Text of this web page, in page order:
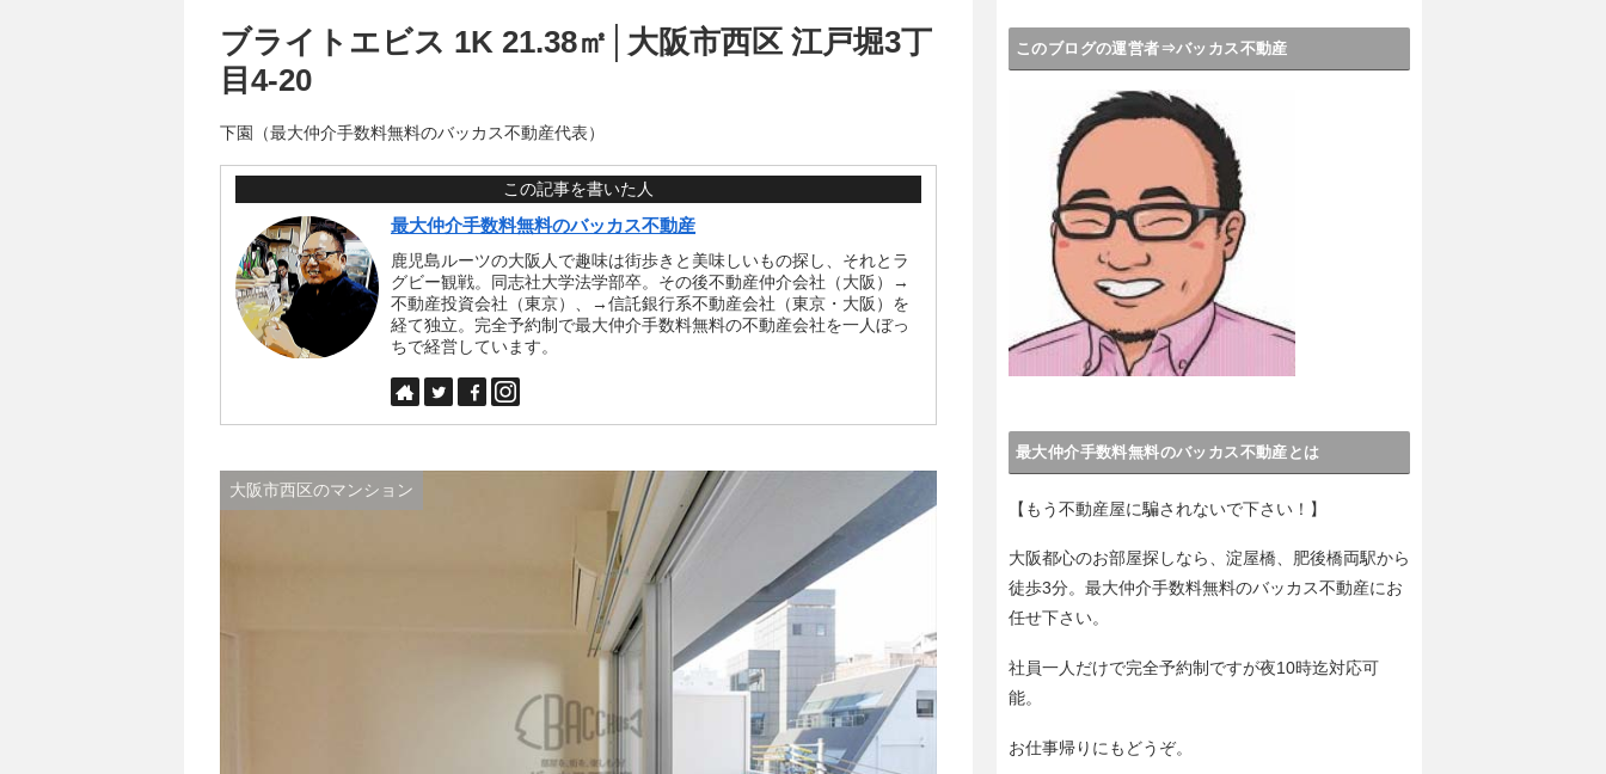
ブライトエビス 1K 21.38㎡│大阪市西区 江戸堀3丁
目4-20
下園（最大仲介手数料無料のバッカス不動産代表）
この記事を書いた人
最大仲介手数料無料のバッカス不動産
鹿児島ルーツの大阪人で趣味は街歩きと美味しいもの探し、それとラ
グビー観戦。同志社大学法学部卒。その後不動産仲介会社（大阪）→
不動産投資会社（東京）、→信託銀行系不動産会社（東京・大阪）を
経て独立。完全予約制で最大仲介手数料無料の不動産会社を一人ぼっ
ちで経営しています。
大阪市西区のマンション
このブログの運営者⇒バッカス不動産
最大仲介手数料無料のバッカス不動産とは
【もう不動産屋に騙されないで下さい！】
大阪都心のお部屋探しなら、淀屋橋、肥後橋両駅から
徒歩3分。最大仲介手数料無料のバッカス不動産にお
任せ下さい。
社員一人だけで完全予約制ですが夜10時迄対応可
能。
お仕事帰りにもどうぞ。